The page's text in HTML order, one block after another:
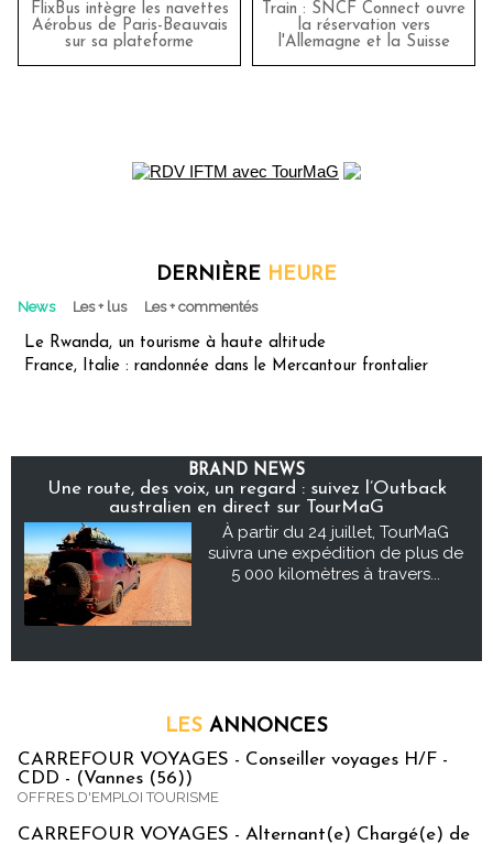
FlixBus intègre les navettes
Aérobus de Paris-Beauvais
sur sa plateforme
Train : SNCF Connect ouvre
la réservation vers
l'Allemagne et la Suisse
DERNIÈRE HEURE
News Les + lus Les + commentés
Le Rwanda, un tourisme à haute altitude
France, Italie : randonnée dans le Mercantour frontalier
BRAND NEWS
Une route, des voix, un regard : suivez l’Outback
australien en direct sur TourMaG
À partir du 24 juillet, TourMaG
suivra une expédition de plus de
5 000 kilomètres à travers...
LES ANNONCES
CARREFOUR VOYAGES - Conseiller voyages H/F -
CDD - (Vannes (56))
OFFRES D'EMPLOI TOURISME
CARREFOUR VOYAGES - Alternant(e) Chargé(e) de